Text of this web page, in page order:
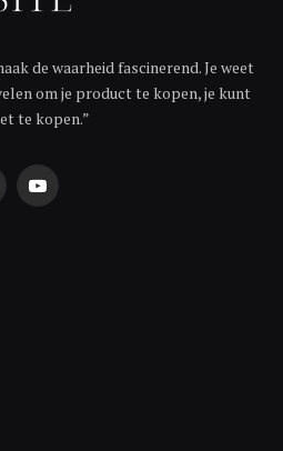
de waarheid fascinerend. Je weet
om je product te kopen, je kunt
te kopen.”
YouTube